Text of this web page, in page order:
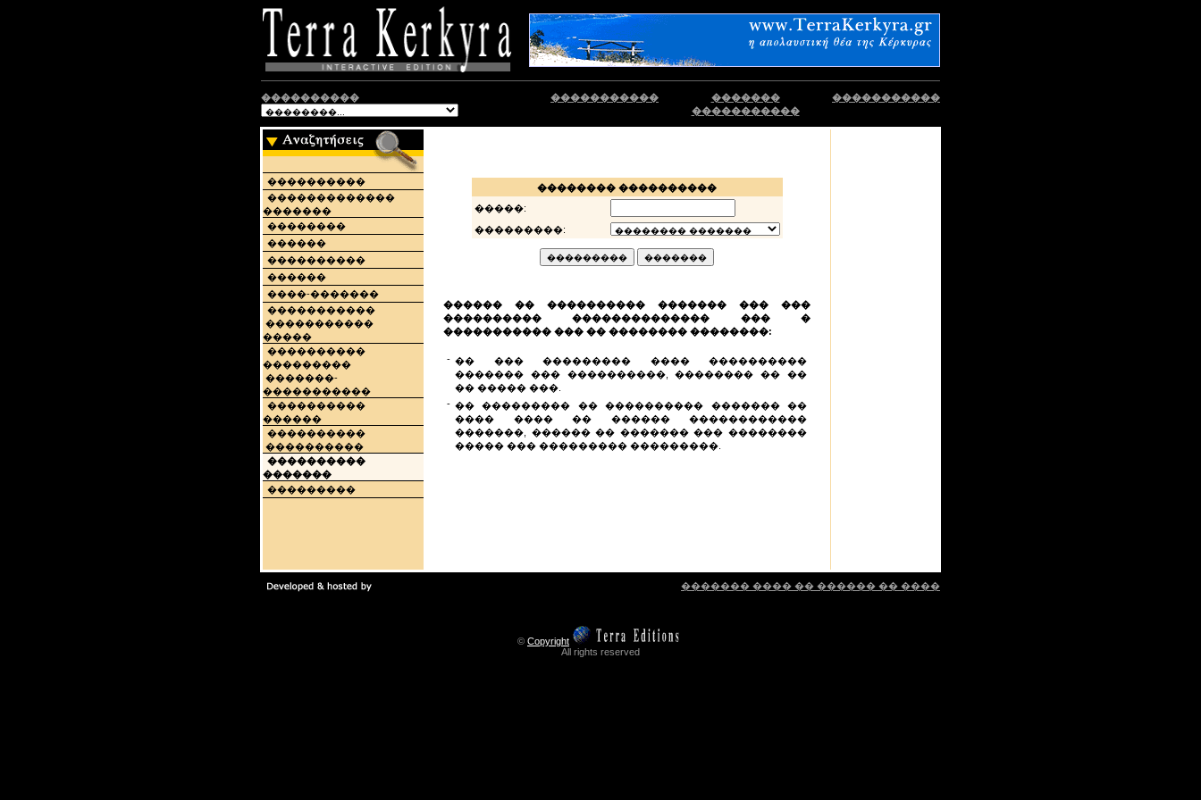
���������� �����������
�������
�����������
�����������
����������
�������������
�������
��������
������
����������
������
����-�������
�����������
�����������
�����
����������
���������
�������-
�����������
����������
������
����������
����������
����������
�������
���������
�������� ����������
�����:
���������:
������ �� ���������� ������� ��� ���
���������� �������������� ��� �
����������� ��� �� �������� ��������:
- �� ��� ��������� ���� ����������
������� ��� ����������, �������� �� ��
�� ����� ���.
- �� ��������� �� ���������� ������� ��
���� ���� �� ������ ������������
�������, ������ �� ������� ��� ��������
����� ��� ��������� ���������.
������� ���� �� ������ �� ����
© Copyright
All rights reserved